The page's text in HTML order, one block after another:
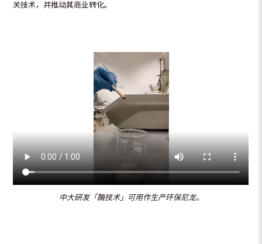
关技术，并推动其商业转化。
中大研发「酶技术」可用作生产环保尼龙。